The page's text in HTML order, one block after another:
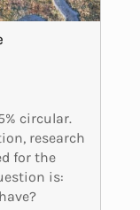
circular.
research
for the
is: